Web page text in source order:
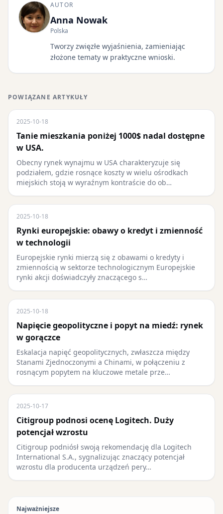
AUTOR
Anna Nowak
Polska
Tworzy zwięzłe wyjaśnienia, zamieniając
złożone tematy w praktyczne wnioski.
POWIĄZANE ARTYKUŁY
2025-10-18
Tanie mieszkania poniżej 1000$ nadal dostępne
w USA.
Obecny rynek wynajmu w USA charakteryzuje się
podziałem, gdzie rosnące koszty w wielu ośrodkach
miejskich stoją w wyraźnym kontraście do ob…
2025-10-18
Rynki europejskie: obawy o kredyt i zmienność
w technologii
Europejskie rynki mierzą się z obawami o kredyty i
zmiennością w sektorze technologicznym Europejskie
rynki akcji doświadczyły znaczącego s…
2025-10-18
Napięcie geopolityczne i popyt na miedź: rynek
w gorączce
Eskalacja napięć geopolitycznych, zwłaszcza między
Stanami Zjednoczonymi a Chinami, w połączeniu z
rosnącym popytem na kluczowe metale prze…
2025-10-17
Citigroup podnosi ocenę Logitech. Duży
potencjał wzrostu
Citigroup podniósł swoją rekomendację dla Logitech
International S.A., sygnalizując znaczący potencjał
wzrostu dla producenta urządzeń pery…
Najważniejsze